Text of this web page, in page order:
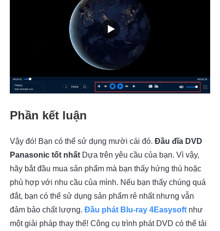
Phần kết luận
Vậy đó! Bạn có thể sử dụng mười cái đó. Đầu đĩa DVD
Panasonic tốt nhất Dựa trên yêu cầu của bạn. Vì vậy,
hãy bắt đầu mua sản phẩm mà bạn thấy hứng thú hoặc
phù hợp với nhu cầu của mình. Nếu bạn thấy chúng quá
đắt, bạn có thể sử dụng sản phẩm rẻ nhất nhưng vẫn
đảm bảo chất lượng. Đầu phát Blu-ray 4Easysoft như
một giải pháp thay thế! Công cụ trình phát DVD có thể tải